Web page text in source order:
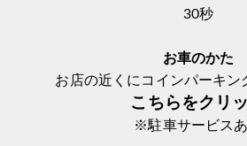
30秒
お車のかた
お店の近くにコインパーキン
こちらをクリ
※駐車サービス